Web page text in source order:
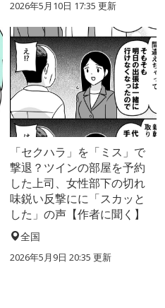
2026年5月10日 17:35 更新
「セクハラ」を「ミス」で
撃退？ツインの部屋を予約
した上司、女性部下の切れ
味鋭い反撃にに「スカッと
した」の声【作者に聞く】
全国
2026年5月9日 20:35 更新